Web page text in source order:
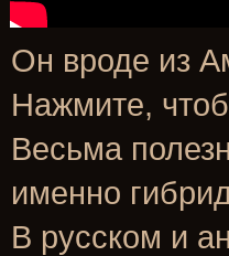
Он вроде из
Нажмите,
Весьма
именно
В русском и